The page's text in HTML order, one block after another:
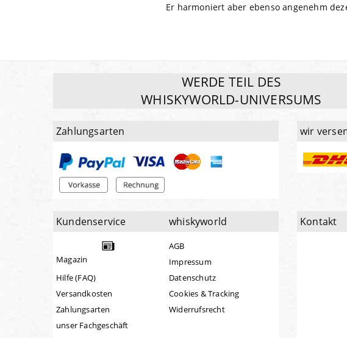
Er harmoniert aber ebenso angenehm
WERDE TEIL DES
WHISKYWORLD-UNIVERSUMS
Zahlungsarten wir
Kundenservice
Magazin
Hilfe (FAQ)
Versandkosten
Zahlungsarten
unser Fachgeschäft
whiskyworld
AGB
Impressum
Datenschutz
Cookies & Tracking
Widerrufsrecht
Kontakt